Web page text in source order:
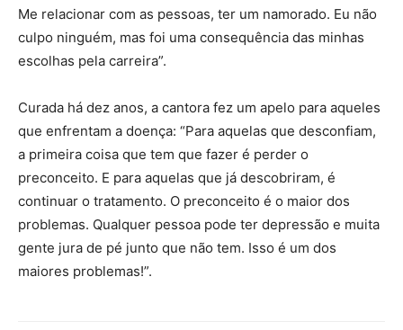
Me relacionar com as pessoas, ter um namorado. Eu não
culpo ninguém, mas foi uma consequência das minhas
escolhas pela carreira”.
Curada há dez anos, a cantora fez um apelo para aqueles
que enfrentam a doença: “Para aquelas que desconfiam,
a primeira coisa que tem que fazer é perder o
preconceito. E para aquelas que já descobriram, é
continuar o tratamento. O preconceito é o maior dos
problemas. Qualquer pessoa pode ter depressão e muita
gente jura de pé junto que não tem. Isso é um dos
maiores problemas!”.